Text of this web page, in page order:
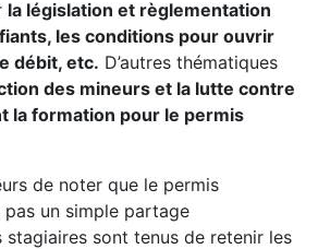
la législation et règlementation
les conditions pour ouvrir
débit, etc. D’autres thématiques
des mineurs et la lutte contre
la formation pour le permis
de noter que le permis
pas un simple partage
stagiaires sont tenus de retenir les